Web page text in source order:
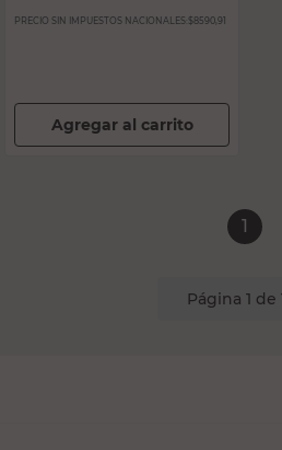
PRECIO SIN IMPUESTOS NACIONALES: $8590,91
Agregar al carrito
1
Página 1 de